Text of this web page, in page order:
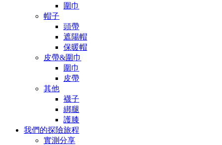
圍巾
帽子
頭帶
遮陽帽
保暖帽
皮帶&圍巾
圍巾
皮帶
其他
襪子
綁腿
護膝
我們的探險旅程
實測分享